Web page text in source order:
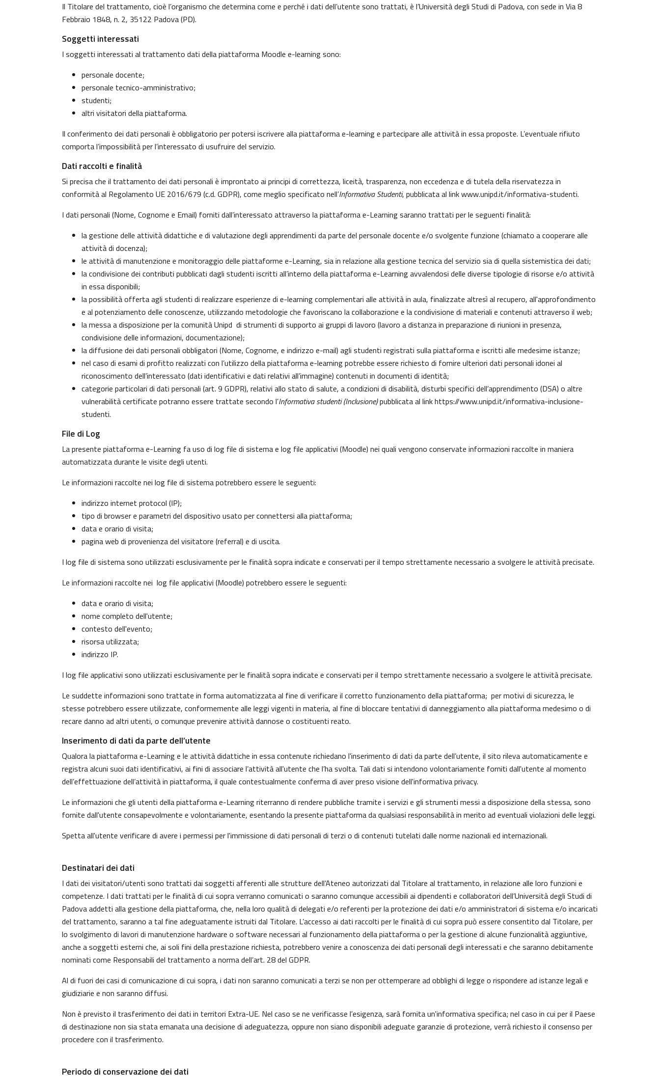
Il Titolare del trattamento, cioè l’organismo che determina come e perché i dati dell’utente sono trattati, è l’Università degli Studi di Padova, con sede in Via 8
Febbraio 1848, n. 2, 35122 Padova (PD).
Soggetti interessati
I soggetti interessati al trattamento dati della piattaforma Moodle e-learning sono:
personale docente;
personale tecnico-amministrativo;
studenti;
altri visitatori della piattaforma.
Il conferimento dei dati personali è obbligatorio per potersi iscrivere alla piattaforma e-learning e partecipare alle attività in essa proposte. L’eventuale rifiuto
comporta l’impossibilità per l’interessato di usufruire del servizio.
Dati raccolti e finalità
Si precisa che il trattamento dei dati personali è improntato ai principi di correttezza, liceità, trasparenza, non eccedenza e di tutela della riservatezza in
conformità al Regolamento UE 2016/679 (c.d. GDPR), come meglio specificato nell’Informativa Studenti, pubblicata al linkwww.unipd.it/informativa-studenti.
I dati personali (Nome, Cognome e Email) forniti dall’interessato attraverso la piattaforma e-Learning saranno trattati per le seguenti finalità:
la gestione delle attività didattiche e di valutazione degli apprendimenti da parte del personale docente e/o svolgente funzione (chiamato a cooperare alle
attività di docenza);
le attività di manutenzione e monitoraggio delle piattaforme e-Learning, sia in relazione alla gestione tecnica del servizio sia di quella sistemistica dei dati;
la condivisione dei contributi pubblicati dagli studenti iscritti all’interno della piattaforma e-Learning avvalendosi delle diverse tipologie di risorse e/o attività
in essa disponibili;
la possibilità offerta agli studenti di realizzare esperienze di e-learning complementari alle attività in aula, finalizzate altresì al recupero, all'approfondimento
e al potenziamento delle conoscenze, utilizzando metodologie che favoriscano la collaborazione e la condivisione di materiali e contenuti attraverso il web;
la messa a disposizione per la comunità Unipd di strumenti di supporto ai gruppi di lavoro (lavoro a distanza in preparazione di riunioni in presenza,
condivisione delle informazioni, documentazione);
la diffusione dei dati personali obbligatori (Nome, Cognome, e indirizzo e-mail) agli studenti registrati sulla piattaforma e iscritti alle medesime istanze;
nel caso di esami di profitto realizzati con l’utilizzo della piattaforma e-learning potrebbe essere richiesto di fornire ulteriori dati personali idonei al
riconoscimento dell’interessato (dati identificativi e dati relativi all’immagine) contenuti in documenti di identità;
categorie particolari di dati personali (art. 9 GDPR), relativi allo stato di salute, a condizioni di disabilità, disturbi specifici dell’apprendimento (DSA) o altre
vulnerabilità certificate potranno essere trattate secondo l’Informativa studenti (Inclusione)pubblicata al linkhttps://www.unipd.it/informativa-inclusione-
studenti.
File di Log
La presente piattaforma e-Learning fa uso di log file di sistema e log file applicativi (Moodle) nei quali vengono conservate informazioni raccolte in maniera
automatizzata durante le visite degli utenti.
Le informazioni raccolte nei log file di sistema potrebbero essere le seguenti:
indirizzo internet protocol (IP);
tipo di browser e parametri del dispositivo usato per connettersi alla piattaforma;
data e orario di visita;
pagina web di provenienza del visitatore (referral) e di uscita.
I log file di sistema sono utilizzati esclusivamente per le finalità sopra indicate e conservati per il tempo strettamente necessario a svolgere le attività precisate.
Le informazioni raccolte nei log file applicativi (Moodle) potrebbero essere le seguenti:
data e orario di visita;
nome completo dell'utente;
contesto dell'evento;
risorsa utilizzata;
indirizzo IP.
I log file applicativi sono utilizzati esclusivamente per le finalità sopra indicate e conservati per il tempo strettamente necessario a svolgere le attività precisate.
Le suddette informazioni sono trattate in forma automatizzata al fine di verificare il corretto funzionamento della piattaforma; per motivi di sicurezza, le
stesse potrebbero essere utilizzate, conformemente alle leggi vigenti in materia, al fine di bloccare tentativi di danneggiamento alla piattaforma medesimo o di
recare danno ad altri utenti, o comunque prevenire attività dannose o costituenti reato.
Inserimento di dati da parte dell’utente
Qualora la piattaforma e-Learning e le attività didattiche in essa contenute richiedano l'inserimento di dati da parte dell’utente, il sito rileva automaticamente e
registra alcuni suoi dati identificativi, ai fini di associare l’attività all'utente che l’ha svolta. Tali dati si intendono volontariamente forniti dall'utente al momento
dell’effettuazione dell’attività in piattaforma, il quale contestualmente conferma di aver preso visione dell'informativa privacy.
Le informazioni che gli utenti della piattaforma e-Learning riterranno di rendere pubbliche tramite i servizi e gli strumenti messi a disposizione della stessa, sono
fornite dall'utente consapevolmente e volontariamente, esentando la presente piattaforma da qualsiasi responsabilità in merito ad eventuali violazioni delle leggi.
Spetta all'utente verificare di avere i permessi per l'immissione di dati personali di terzi o di contenuti tutelati dalle norme nazionali ed internazionali.
Destinatari dei dati
I dati dei visitatori/utenti sono trattati dai soggetti afferenti alle strutture dell’Ateneo autorizzati dal Titolare al trattamento, in relazione alle loro funzioni e
competenze. I dati trattati per le finalità di cui sopra verranno comunicati o saranno comunque accessibili ai dipendenti e collaboratori dell’Università degli Studi di
Padova addetti alla gestione della piattaforma, che, nella loro qualità di delegati e/o referenti per la protezione dei dati e/o amministratori di sistema e/o incaricati
del trattamento, saranno a tal fine adeguatamente istruiti dal Titolare. L’accesso ai dati raccolti per le finalità di cui sopra può essere consentito dal Titolare, per
lo svolgimento di lavori di manutenzione hardware o software necessari al funzionamento della piattaforma o per la gestione di alcune funzionalità aggiuntive,
anche a soggetti esterni che, ai soli fini della prestazione richiesta, potrebbero venire a conoscenza dei dati personali degli interessati e che saranno debitamente
nominati come Responsabili del trattamento a norma dell’art. 28 del GDPR.
Al di fuori dei casi di comunicazione di cui sopra, i dati non saranno comunicati a terzi se non per ottemperare ad obblighi di legge o rispondere ad istanze legali e
giudiziarie e non saranno diffusi.
Non è previsto il trasferimento dei dati in territori Extra-UE. Nel caso se ne verificasse l’esigenza, sarà fornita un'informativa specifica; nel caso in cui per il Paese
di destinazione non sia stata emanata una decisione di adeguatezza, oppure non siano disponibili adeguate garanzie di protezione, verrà richiesto il consenso per
procedere con il trasferimento.
Periodo di conservazione dei dati